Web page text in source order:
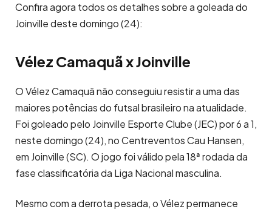
Confira agora todos os detalhes sobre a goleada do
Joinville deste domingo (24):
Vélez Camaquã x Joinville
O Vélez Camaquã não conseguiu resistir a uma das
maiores potências do futsal brasileiro na atualidade.
Foi goleado pelo Joinville Esporte Clube (JEC) por 6 a 1,
neste domingo (24), no Centreventos Cau Hansen,
em Joinville (SC). O jogo foi válido pela 18ª rodada da
fase classificatória da Liga Nacional masculina.
Mesmo com a derrota pesada, o Vélez permanece